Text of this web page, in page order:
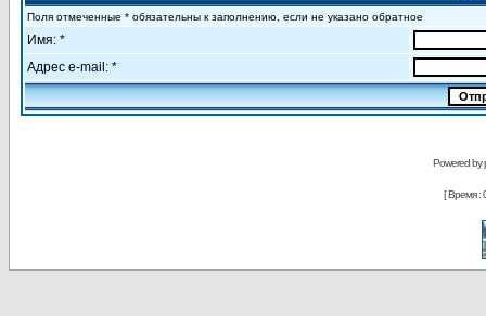
Поля отмеченные * обязательны к заполнению, если не указано обратное
Имя: *
Адрес e-mail: *
Powered by
[ Время :